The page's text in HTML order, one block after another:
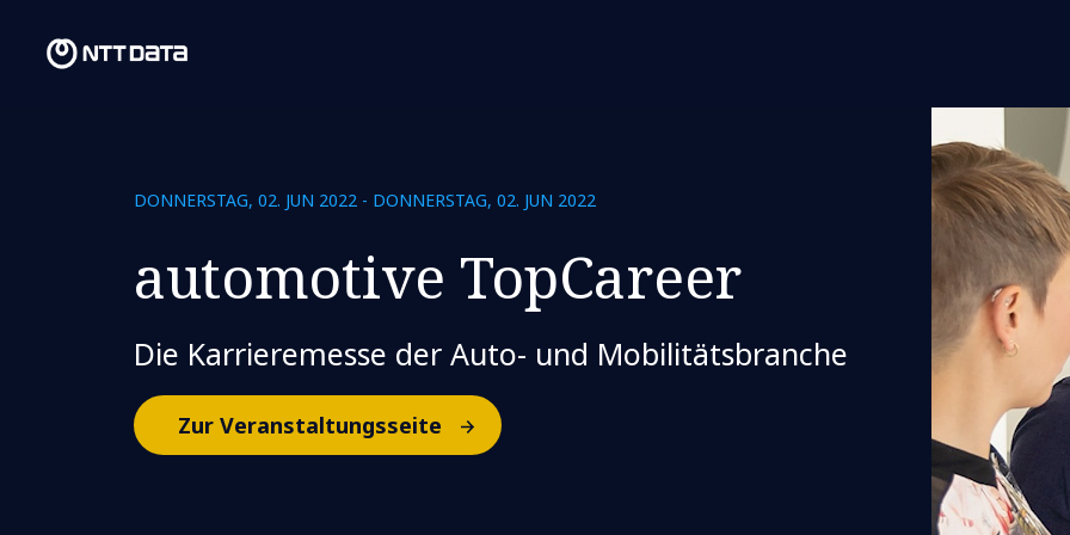
DONNERSTAG, 02. JUN 2022 - DONNERSTAG, 02. JUN 2022
automotive TopCareer
Die Karrieremesse der Auto- und Mobilitätsbranche
Zur Veranstaltungsseite